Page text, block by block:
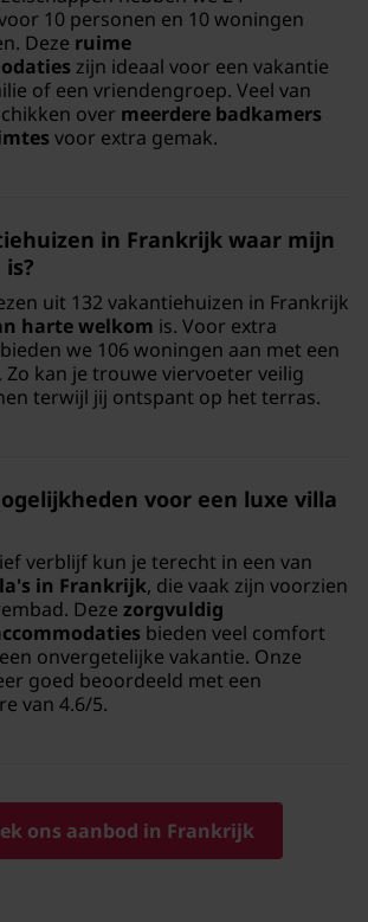
10 personen en 10 woningen
Deze ruime
zijn ideaal voor een vakantie
of een vriendengroep. Veel van
over meerdere badkamers
voor extra gemak.
in Frankrijk waar mijn
uit 132 vakantiehuizen in Frankrijk
harte welkom is. Voor extra
we 106 woningen aan met een
. Zo kan je trouwe viervoeter veilig
terwijl jij ontspant op het terras.
voor een luxe villa
verblijf kun je terecht in een van
in Frankrijk, die vaak zijn voorzien
Deze zorgvuldig
bieden veel comfort
onvergetelijke vakantie. Onze
goed beoordeeld met een
van 4.6/5.
ons aanbod in Frankrijk